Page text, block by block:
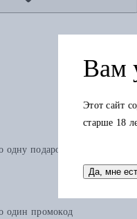
подарочную карту.
один промокод
Вам
Этот сайт
старше 18
Да, мне